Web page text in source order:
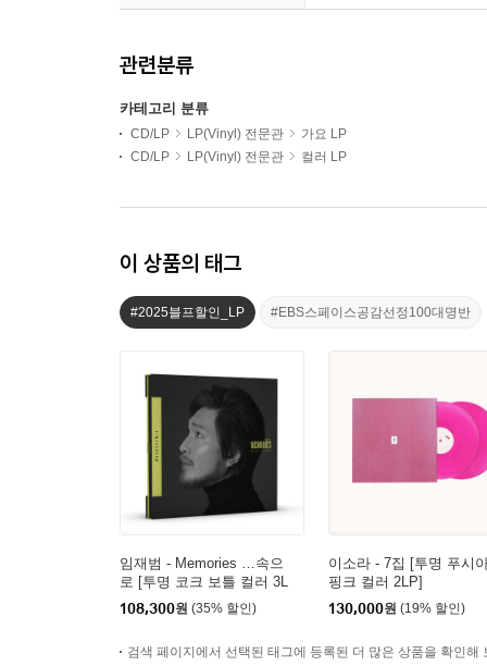
관련분류
카테고리 분류
CD/LP LP(Vinyl) 전문관
가요 LP
CD/LP
LP(Vinyl) 전문관 컬러 LP
이 상품의 태그
#2025블프할인_LP #EBS스페이스공감선정100대명반
임재범 - Memories …속으
로 [투명 코크 보틀 컬러 3L
P]
108,300원 (35% 할인)
이소라 - 7집 [투명 푸시
핑크 컬러 2LP]
130,000원 (19% 할인)
검색 페이지에서 선택된 태그에 등록된 더 많은 상품을 확인해